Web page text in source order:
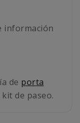
información
de porta
de paseo.